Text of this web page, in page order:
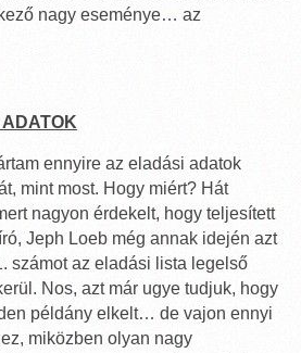
nagy eseménye… az
ennyire az eladási adatok
mint most. Hogy miért? Hát
nagyon érdekelt, hogy teljesített
Jeph Loeb még annak idején azt
számot az eladási lista legelső
Nos, azt már ugye tudjuk, hogy
példány elkelt… de vajon ennyi
miközben olyan nagy